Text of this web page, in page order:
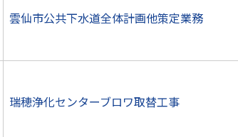
雲仙市公共下水道全体計画他策定業務
瑞穂浄化センターブロワ取替工事